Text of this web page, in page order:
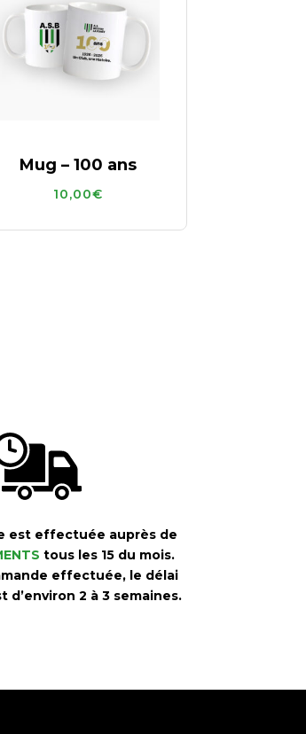
Mug – 100 ans
10,00€
est effectuée auprès de
tous les 15 du mois.
effectuée, le délai
d’environ 2 à 3 semaines.